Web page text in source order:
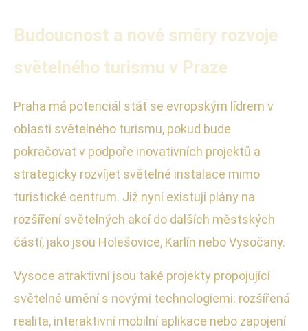
Budoucnost a nové směry rozvoje
světelného turismu v Praze
Praha má potenciál stát se evropským lídrem v
oblasti světelného turismu, pokud bude
pokračovat v podpoře inovativních projektů a
strategicky rozvíjet světelné instalace mimo
turistické centrum. Již nyní existují plány na
rozšíření světelných akcí do dalších městských
částí, jako jsou Holešovice, Karlín nebo Vysočany.
Vysoce atraktivní jsou také projekty propojující
světelné umění s novými technologiemi: rozšířená
realita, interaktivní mobilní aplikace nebo zapojení